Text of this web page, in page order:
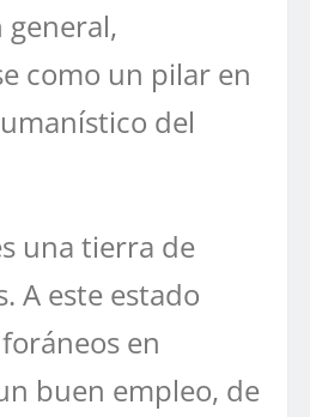
como un pilar en
del
una tierra de
A este estado
en
buen empleo, de